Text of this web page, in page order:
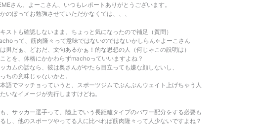
さん、よーこさん、いつもレポートありがとうございます。
のぼってお勉強させていただかなくては、、、
ストも確認しないまま、ちょっと気になったので補足（質問）
って、筋肉隆々って意味ではないのではないかしらん←よーこさん
男だぁ、どおだ、文句あるかぁ！的な思想の人（何じゃこの説明は）
とを、体格にかかわらずmachoっていいますよね？
カムの話なら、彼は奥さんがやたら目立っても嫌な顔しないし、
ちの意味じゃないかと。
語でマッチョっていうと、スポーツジムでぶんぶんウェイト上げちゃう人
いなイメージが先行しますけどね。
、サッカー選手って、陸上でいう長距離タイプのパワー配分をする必要も
し、他のスポーツやってる人に比べれば筋肉隆々って人少ないですよね？